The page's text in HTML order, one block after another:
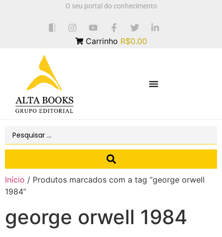
O seu portal do conhecimento
Carrinho R$0.00
Início / Produtos marcados com a tag “george orwell
1984”
george orwell 1984